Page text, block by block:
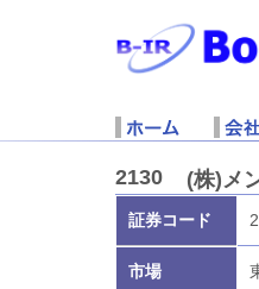
2130 (株)メ
証券コード
市場